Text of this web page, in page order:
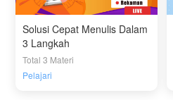
Solusi Cepat Menulis Dalam
3 Langkah
Total 3 Materi
Pelajari